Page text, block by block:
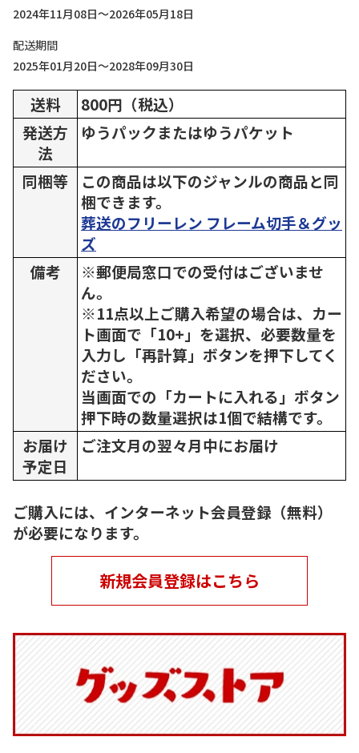
2024年11月08日～2026年05月18日
配送期間
2025年01月20日～2028年09月30日
送料
800円（税込）
発送方
法
ゆうパックまたはゆうパケット
同梱等
この商品は以下のジャンルの商品と同
梱できます。
葬送のフリーレン フレーム切手＆グッ
ズ
備考
※郵便局窓口での受付はございませ
ん。
※11点以上ご購入希望の場合は、カー
ト画面で「10+」を選択、必要数量を
入力し「再計算」ボタンを押下してく
ださい。
当画面での「カートに入れる」ボタン
押下時の数量選択は1個で結構です。
お届け
予定日
ご注文月の翌々月中にお届け
ご購入には、インターネット会員登録（無料）
が必要になります。
新規会員登録はこちら